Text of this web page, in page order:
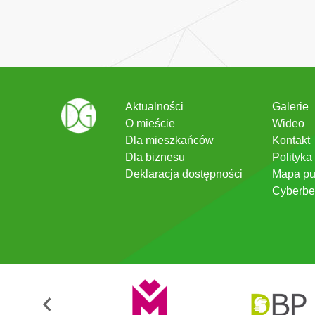
Aktualności
O mieście
Dla mieszkańców
Dla biznesu
Deklaracja dostępności
Galerie
Wideo
Kontakt
Mapa